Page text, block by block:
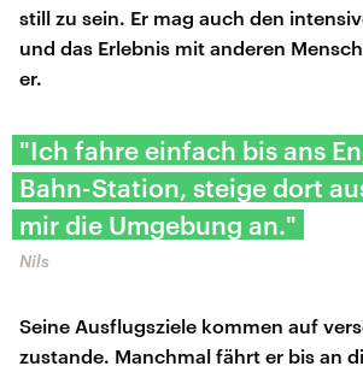
still zu sein. Er mag auch den
und das Erlebnis mit anderen
er.
"Ich fahre einfach bis ans
Bahn-Station, steige dort
mir die Umgebung an."
Nils
Seine Ausflugsziele kommen auf
zustande. Manchmal fährt er bis an